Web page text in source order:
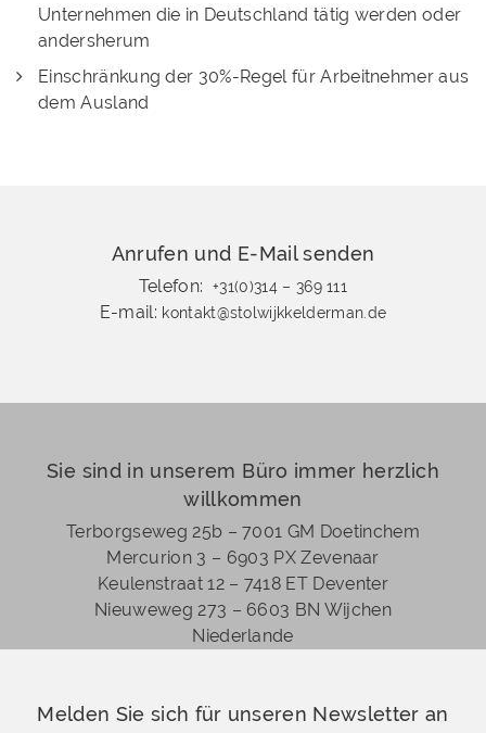
Unternehmen die in Deutschland tätig werden oder
andersherum
Einschränkung der 30%-Regel für Arbeitnehmer aus
dem Ausland
Anrufen und E-Mail senden
Telefon: +31(0)314 – 369 111
E-mail: kontakt@stolwijkkelderman.de
Sie sind in unserem Büro immer herzlich
willkommen
Terborgseweg 25b – 7001 GM Doetinchem
Mercurion 3 – 6903 PX Zevenaar
Keulenstraat 12 – 7418 ET Deventer
Nieuweweg 273 – 6603 BN Wijchen
Niederlande
Melden Sie sich für unseren Newsletter an